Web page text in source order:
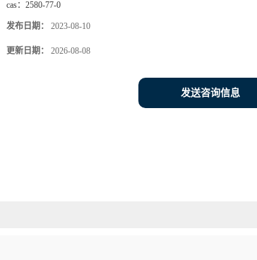
cas： 2580-77-0
发布日期： 2023-08-10
更新日期： 2026-08-08
发送咨询信息